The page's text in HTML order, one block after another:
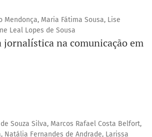
Mendonça, Maria Fátima Sousa, Lise
Leal Lopes de Sousa
na comunicação em
Souza Silva, Marcos Rafael Costa Belfort,
Natália Fernandes de Andrade, Larissa